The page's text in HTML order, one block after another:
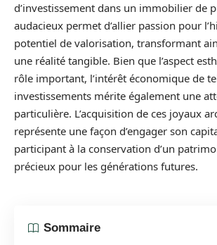
d’investissement dans un immobilier de
audacieux permet d’allier passion pour
potentiel de valorisation, transformant
une réalité tangible. Bien que l’aspect
rôle important, l’intérêt économique de
investissements mérite également une
particulière. L’acquisition de ces joyaux
représente une façon d’engager son
participant à la conservation d’un
précieux pour les générations futures.
Sommaire